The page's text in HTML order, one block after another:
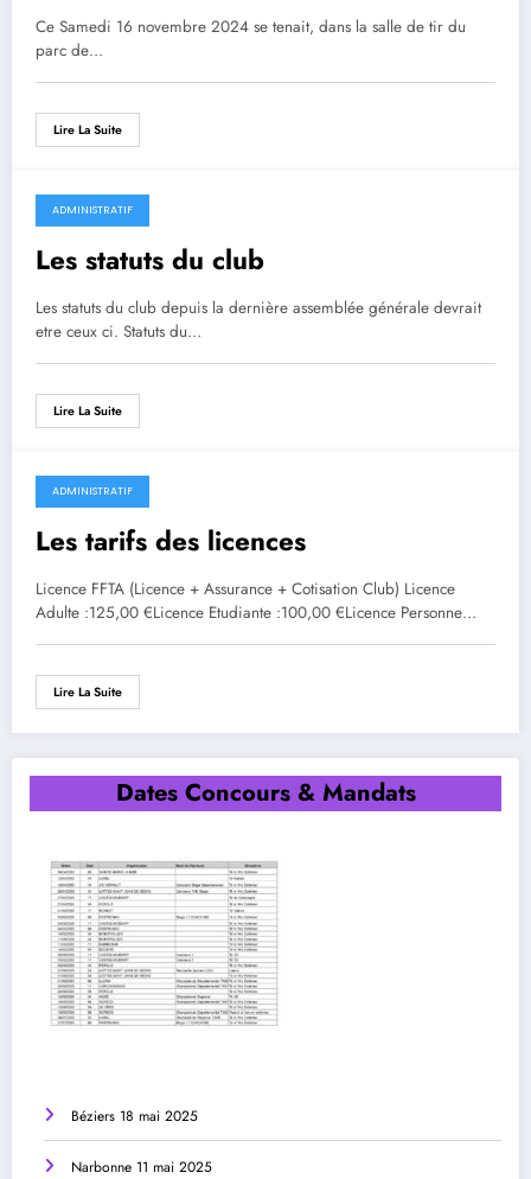
Dates Concours & Mandats
Béziers 18 mai 2025
Narbonne 11 mai 2025
Ce Samedi 16 novembre 2024 se tenait, dans la salle de tir du
parc de…
Lire La Suite
ADMINISTRATIF
Les statuts du club
Les statuts du club depuis la dernière assemblée générale devrait
etre ceux ci. Statuts du…
Lire La Suite
ADMINISTRATIF
Les tarifs des licences
Licence FFTA (Licence + Assurance + Cotisation Club) Licence
Adulte :125,00 €Licence Etudiante :100,00 €Licence Personne…
Lire La Suite